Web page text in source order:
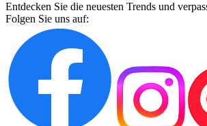
Entdecken Sie die neuesten Trends und
Folgen Sie uns auf: